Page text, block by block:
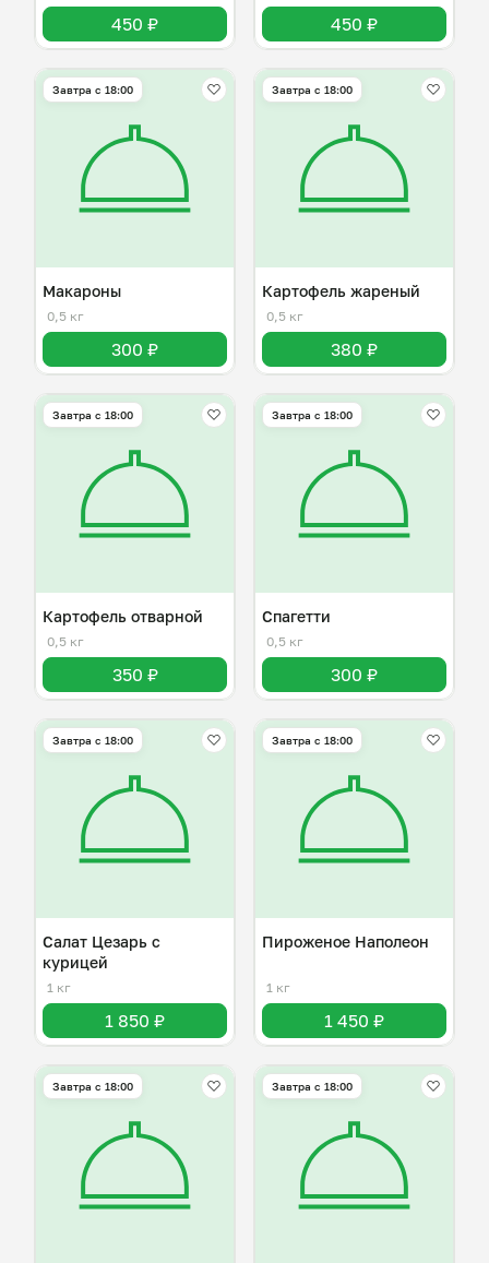
450 ₽ 450 ₽
Завтра c 18:00
Макароны
0,5 кг
300 ₽
Завтра c 18:00
Картофель жареный
0,5 кг
380 ₽
Завтра c 18:00
Картофель отварной
0,5 кг
350 ₽
Завтра c 18:00
Спагетти
0,5 кг
300 ₽
Завтра c 18:00
Салат Цезарь с
курицей
1 кг
1 850 ₽
Завтра c 18:00
Пироженое Наполеон
1 кг
1 450 ₽
Завтра c 18:00 Завтра c 18:00